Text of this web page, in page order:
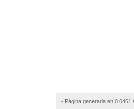
- Página generada en